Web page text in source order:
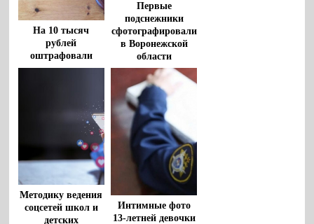
На 10 тысяч
рублей
оштрафовали
воронежца за
Первые
подснежники
сфотографировали
в Воронежской
области
Методику ведения
соцсетей школ и
детских
Интимные фото
13-летней девочки